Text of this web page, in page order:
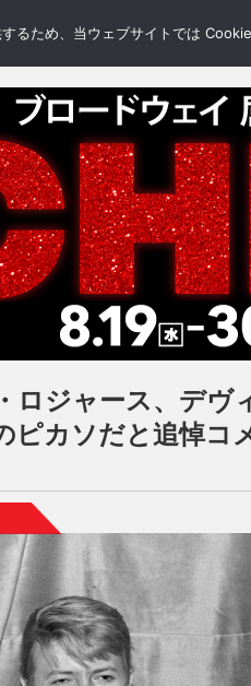
NEWS REVIEWS GALLERY
ロジャース、デヴ
ピカソだと追悼コ
るため、当ウェブサイトでは